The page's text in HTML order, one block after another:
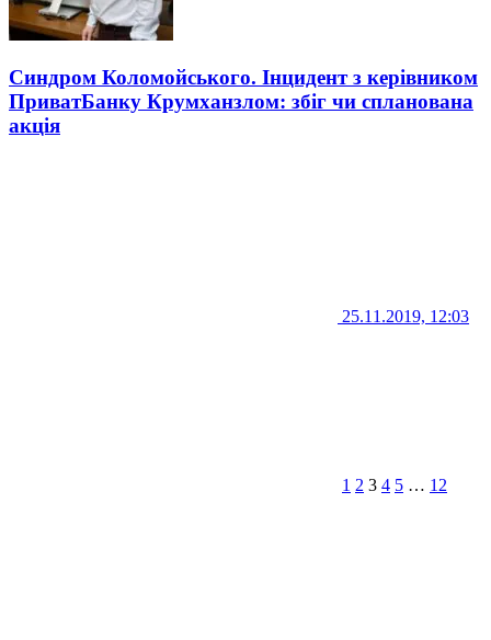
Синдром Коломойського. Інцидент з керівником
ПриватБанку Крумханзлом: збіг чи спланована
акція
25.11.2019, 12:03
1 2 3 4 5 … 12